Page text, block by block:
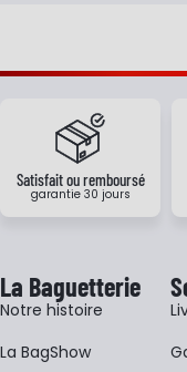
Satisfait ou remboursé
garantie 30 jours
La Baguetterie
Notre histoire
La BagShow